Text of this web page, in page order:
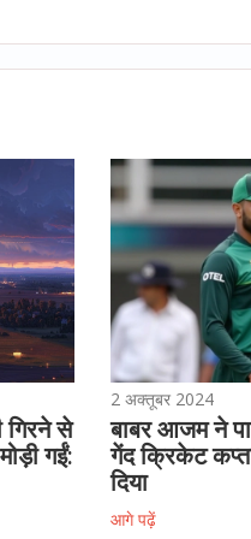
गिरने से
गईं:
2 अक्तूबर 2024
बाबर आजम ने
गेंद क्रिकेट
दिया
आगे पढ़ें